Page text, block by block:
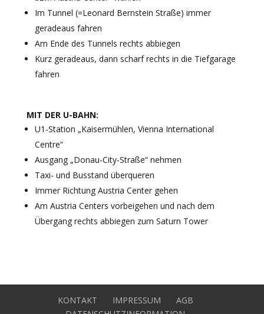
Im Tunnel (=Leonard Bernstein Straße) immer
geradeaus fahren
Am Ende des Tunnels rechts abbiegen
Kurz geradeaus, dann scharf rechts in die Tiefgarage
fahren
MIT DER U-BAHN:
U1-Station „Kaisermühlen, Vienna International
Centre“
Ausgang „Donau-City-Straße“ nehmen
Taxi- und Busstand überqueren
Immer Richtung Austria Center gehen
Am Austria Centers vorbeigehen und nach dem
Übergang rechts abbiegen zum Saturn Tower
KONTAKT IMPRESSUM
AGB